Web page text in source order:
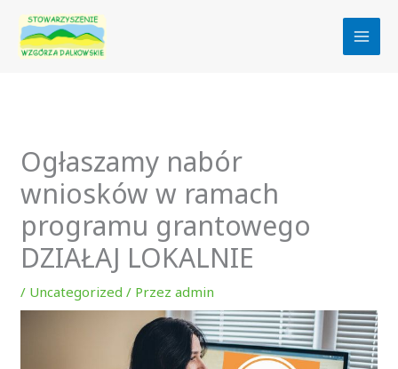
Przejdź
treści
Ogłaszamy nabór
wniosków w ramach
programu grantowego
DZIAŁAJ LOKALNIE
/ Uncategorized / Przezadmin